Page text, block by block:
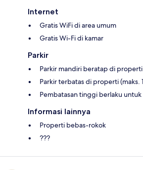
Internet
Gratis WiFi di area umum
Gratis Wi-Fi di kamar
Parkir
Parkir mandiri beratap di
Parkir terbatas di properti (maks.
Pembatasan tinggi berlaku
Informasi lainnya
Properti bebas-rokok
???